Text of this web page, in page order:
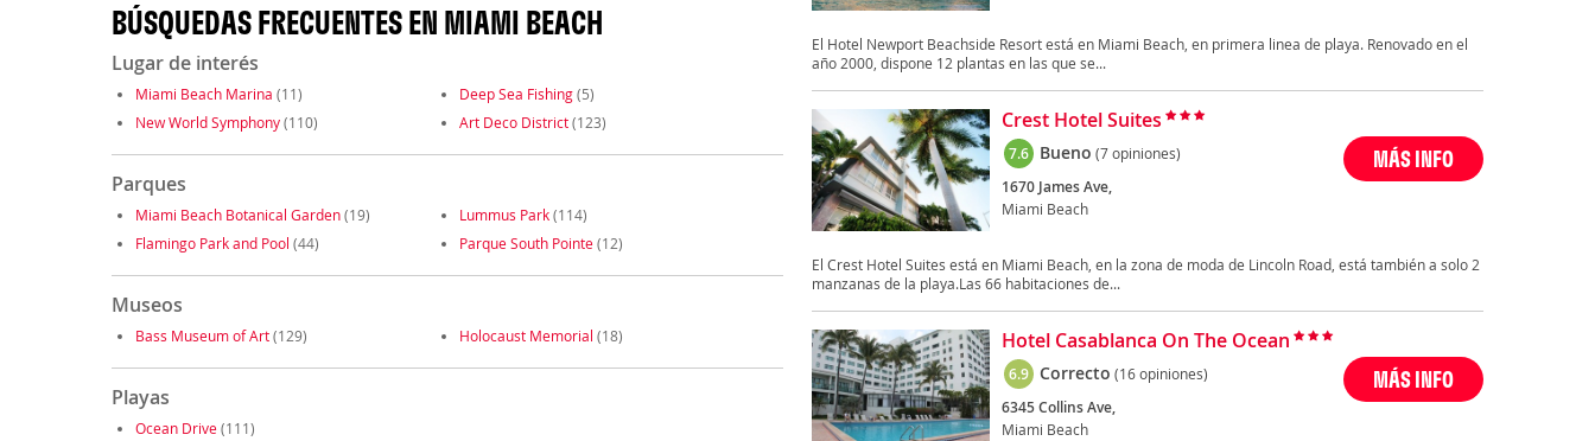
BÚSQUEDAS FRECUENTES EN MIAMI BEACH
Lugar de interés
Miami Beach Marina (11) Deep Sea Fishing(5)
New World Symphony(110) Art Deco District(123)
Parques
Miami Beach Botanical Garden(19) Lummus Park(114)
Flamingo Park and Pool (44) Parque South Pointe(12)
Museos
Bass Museum of Art(129) Holocaust Memorial (18)
Playas
Ocean Drive(111)
El Hotel Newport Beachside Resort está en Miami Beach, en primera linea de playa. Renovado en el
año 2000, dispone 12 plantas en las que se...
Crest Hotel Suites
7.6 Bueno (7 opiniones)
1670 James Ave,
Miami Beach
MÁS INFO
El Crest Hotel Suites está en Miami Beach, en la zona de moda de Lincoln Road, está también a solo 2
manzanas de la playa.Las 66 habitaciones de...
Hotel Casablanca On The Ocean
6.9 Correcto (16 opiniones)
6345 Collins Ave,
Miami Beach
MÁS INFO